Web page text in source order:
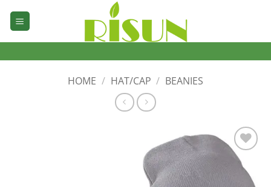
HOME / HAT/CAP / BEANIES
加入
心愿